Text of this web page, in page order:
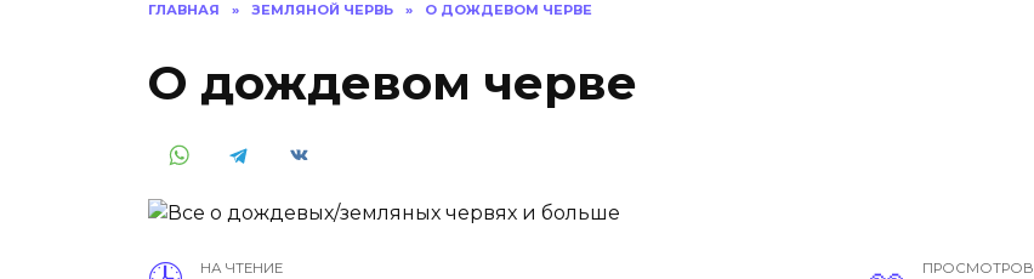
ГЛАВНАЯ » ЗЕМЛЯНОЙ ЧЕРВЬ » О ДОЖДЕВОМ ЧЕРВЕ
О дождевом черве
НА ЧТЕНИЕ ПРОСМОТРОВ